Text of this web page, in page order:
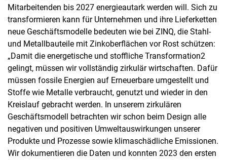
Mitarbeitenden bis 2027 energieautark werden will. Sich zu
transformieren kann für Unternehmen und ihre Lieferketten
neue Geschäftsmodelle bedeuten wie bei ZINQ, die Stahl-
und Metallbauteile mit Zinkoberflächen vor Rost schützen:
„Damit die energetische und stoffliche Transformation2
gelingt, müssen wir vollständig zirkulär wirtschaften. Dafür
müssen fossile Energien auf Erneuerbare umgestellt und
Stoffe wie Metalle verbraucht, genutzt und wieder in den
Kreislauf gebracht werden. In unserem zirkulären
Geschäftsmodell betrachten wir schon beim Design alle
negativen und positiven Umweltauswirkungen unserer
Produkte und Prozesse sowie klimaschädliche Emissionen.
Wir dokumentieren die Daten und konnten 2023 den ersten